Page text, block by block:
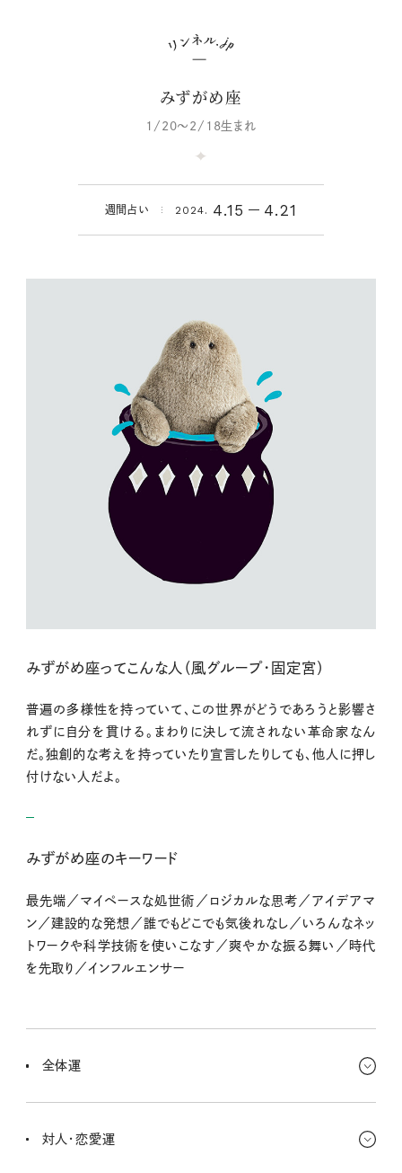
みずがめ座
1/20～2/18生まれ
週間占い 2024. 4.15 4.21
みずがめ座ってこんな人（風グループ・固定宮）
普遍の多様性を持っていて、この世界がどうであろうと影響さ
れずに自分を貫ける。まわりに決して流されない革命家なん
だ。独創的な考えを持っていたり宣言したりしても、他人に押し
付けない人だよ。
みずがめ座のキーワード
最先端／マイペースな処世術／ロジカルな思考／アイデアマ
ン／建設的な発想／誰でもどこでも気後れなし／いろんなネッ
トワークや科学技術を使いこなす／爽やかな振る舞い／時代
を先取り／インフルエンサー
全体運
副業がヒットする兆しを見せたり、投資していたものが気づいたら増
対人・恋愛運